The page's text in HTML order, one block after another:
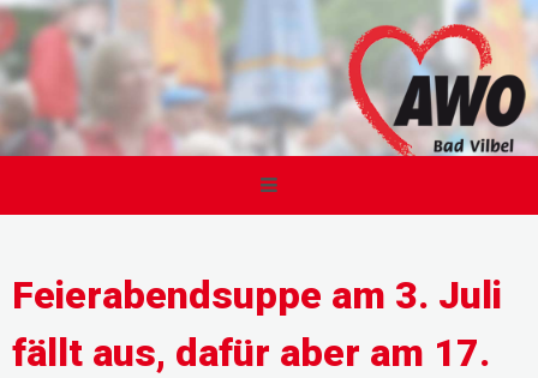
Feierabendsuppe am 3. Juli
fällt aus, dafür aber am 17.